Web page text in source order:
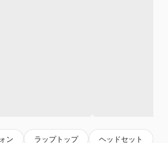
ン ラップトップ ヘッドセット